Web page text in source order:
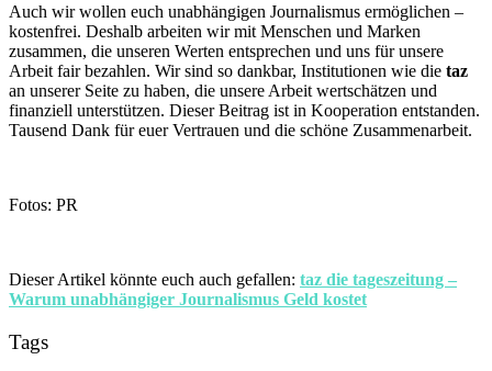
Auch wir wollen euch unabhängigen Journalismus ermöglichen –
kostenfrei. Deshalb arbeiten wir mit Menschen und Marken
zusammen, die unseren Werten entsprechen und uns für unsere
Arbeit fair bezahlen. Wir sind so dankbar, Institutionen wie die taz
an unserer Seite zu haben, die unsere Arbeit wertschätzen und
finanziell unterstützen. Dieser Beitrag ist in Kooperation entstanden.
Tausend Dank für euer Vertrauen und die schöne Zusammenarbeit.
Fotos: PR
Dieser Artikel könnte euch auch gefallen: taz die tageszeitung –
Warum unabhängiger Journalismus Geld kostet
Tags